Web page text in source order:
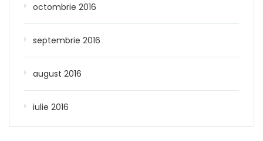
octombrie 2016
septembrie 2016
august 2016
iulie 2016